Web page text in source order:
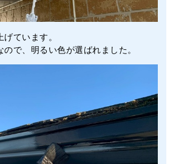
ています。
で、明るい色が選ばれました。